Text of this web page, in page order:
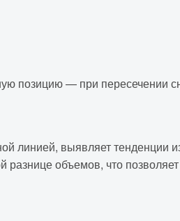
позицию — при пересечении
линией, выявляет тенденции
объемов, что